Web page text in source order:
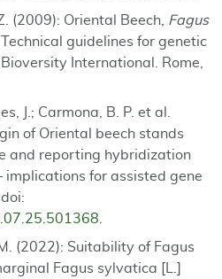
(2009): Oriental Beech, Fagus
Technical guidelines for genetic
International. Rome,
J.; Carmona, B. P. et al.
of Oriental beech stands
and reporting hybridization
implications for assisted gene
(2022): Suitability of Fagus
Fagus sylvatica [L.]